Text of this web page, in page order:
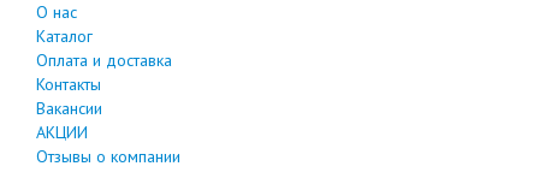
О нас
Каталог
Оплата и доставка
Контакты
Вакансии
АКЦИИ
Отзывы о компании